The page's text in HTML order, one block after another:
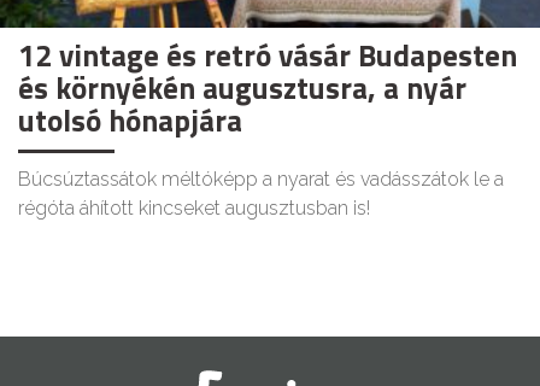
12 vintage és retró vásár Budapesten
és környékén augusztusra, a nyár
utolsó hónapjára
Búcsúztassátok méltóképp a nyarat és vadásszátok le a
régóta áhított kincseket augusztusban is!